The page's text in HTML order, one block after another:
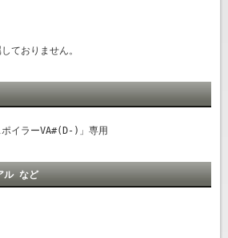
ておりません。
イラーVA#(D-)」専用
ル など